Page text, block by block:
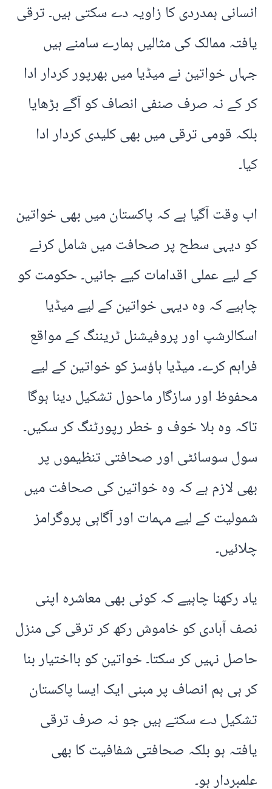
انسانی ہمدردی کا زاویہ دے سکتی ہیں۔ ترقی
یافتہ ممالک کی مثالیں ہمارے سامنے ہیں
جہاں خواتین نے میڈیا میں بھرپور کردار ادا
کر کے نہ صرف صنفی انصاف کو آگے بڑھایا
بلکہ قومی ترقی میں بھی کلیدی کردار ادا
کیا۔
اب وقت آگیا ہے کہ پاکستان میں بھی خواتین
کو دیہی سطح پر صحافت میں شامل کرنے
کے لیے عملی اقدامات کیے جائیں۔ حکومت کو
چاہیے کہ وہ دیہی خواتین کے لیے میڈیا
اسکالرشپ اور پروفیشنل ٹریننگ کے مواقع
فراہم کرے۔ میڈیا ہاؤسز کو خواتین کے لیے
محفوظ اور سازگار ماحول تشکیل دینا ہوگا
تاکہ وہ بلا خوف و خطر رپورٹنگ کر سکیں۔
سول سوسائٹی اور صحافتی تنظیموں پر
بھی لازم ہے کہ وہ خواتین کی صحافت میں
شمولیت کے لیے مہمات اور آگاہی پروگرامز
چلائیں۔
یاد رکھنا چاہیے کہ کوئی بھی معاشرہ اپنی
نصف آبادی کو خاموش رکھ کر ترقی کی منزل
حاصل نہیں کر سکتا۔ خواتین کو بااختیار بنا
کر ہی ہم انصاف پر مبنی ایک ایسا پاکستان
تشکیل دے سکتے ہیں جو نہ صرف ترقی
یافتہ ہو بلکہ صحافتی شفافیت کا بھی
علمبردار ہو۔